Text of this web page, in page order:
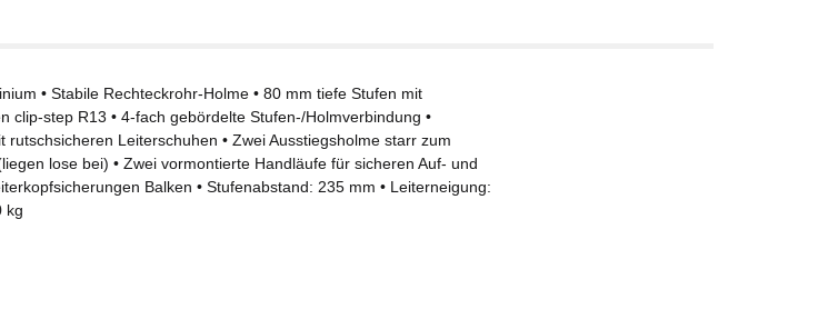
• Stabile Rechteckrohr-Holme • 80 mm tiefe Stufen mit
clip-step R13 • 4-fach gebördelte Stufen-/Holmverbindung •
Leiterschuhen • Zwei Ausstiegsholme starr zum
lose bei) • Zwei vormontierte Handläufe für sicheren Auf- und
Balken • Stufenabstand: 235 mm • Leiterneigung:
kg